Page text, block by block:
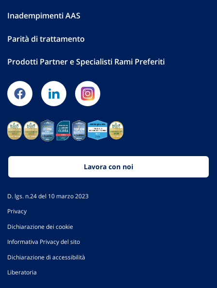
Inadempimenti AAS
Parità di trattamento
Prodotti Partner e Specialisti Rami Preferiti
Lavora con noi
D. lgs. n.24 del 10 marzo 2023
Privacy
Dichiarazione dei cookie
Informativa Privacy del sito
Dichiarazione di accessibilità
Liberatoria